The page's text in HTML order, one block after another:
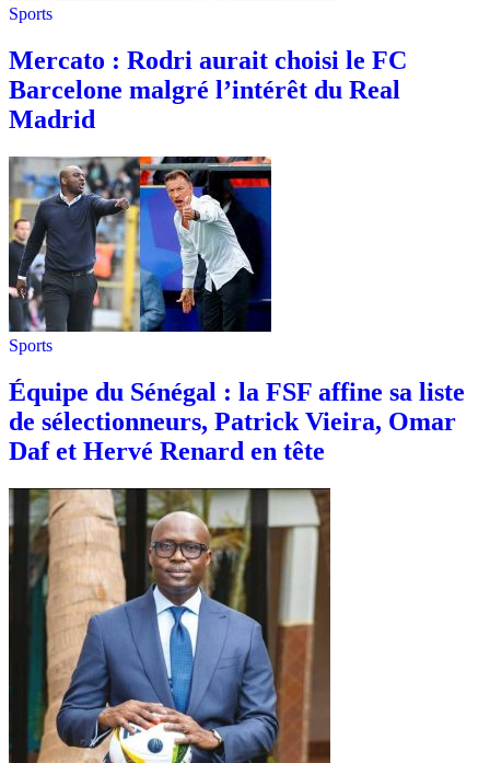
Sports
Mercato : Rodri aurait choisi le FC
Barcelone malgré l’intérêt du Real
Madrid
Sports
Équipe du Sénégal : la FSF affine sa liste
de sélectionneurs, Patrick Vieira, Omar
Daf et Hervé Renard en tête